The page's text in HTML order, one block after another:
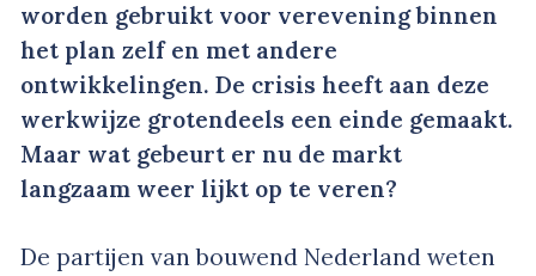
worden gebruikt voor verevening binnen
het plan zelf en met andere
ontwikkelingen. De crisis heeft aan deze
werkwijze grotendeels een einde gemaakt.
Maar wat gebeurt er nu de markt
langzaam weer lijkt op te veren?
De partijen van bouwend Nederland weten